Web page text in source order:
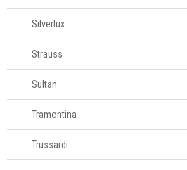
Silverlux
Strauss
Sultan
Tramontina
Trussardi